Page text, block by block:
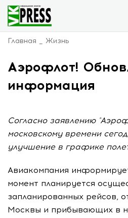
Главная Жизнь
Аэрофлот!
информация
Согласно заявлению
московскому времени
улучшение в графике
Авиакомпания
момент планируется
запланированных рейсов,
Москвы и прибывающих в